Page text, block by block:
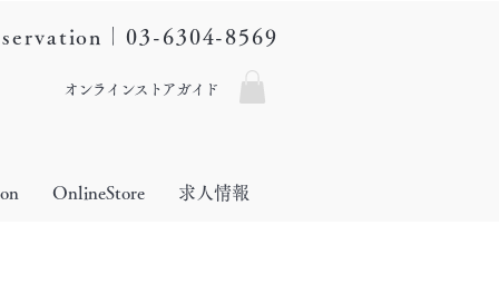
｜03-6304-8569
オンラインストアガイド
OnlineStore 求人情報